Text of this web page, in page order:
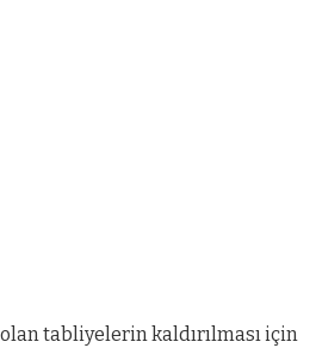
tabliyelerin kaldırılması için